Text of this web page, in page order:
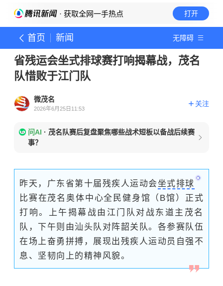
· 获取全网一手热点 打开
首页 新闻 无障碍
省残运会坐式排球赛打响揭幕战，茂名
队惜败于江门队
微茂名
2026年6月25日11:53
关注
问AI · 茂名队赛后复盘聚焦哪些战术短板以备战后续赛
事？
昨天，广东省第十届残疾人运动会坐式排球
比赛在茂名奥体中心全民健身馆（B馆）正式
打响。上午揭幕战由江门队对战东道主茂名
队，下午则由汕头队对阵韶关队。各参赛队伍
在场上奋勇拼搏，展现出残疾人运动员自强不
息、坚韧向上的精神风貌。